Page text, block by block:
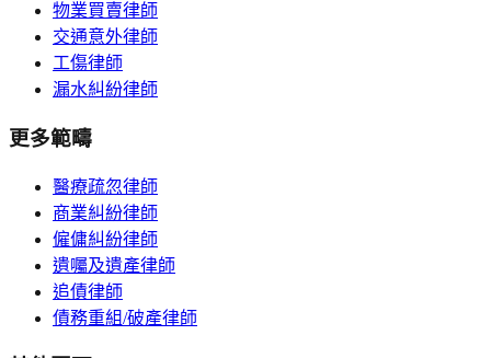
物業買賣律師
交通意外律師
工傷律師
漏水糾紛律師
更多範疇
醫療疏忽律師
商業糾紛律師
僱傭糾紛律師
遺囑及遺產律師
追債律師
債務重組/破產律師